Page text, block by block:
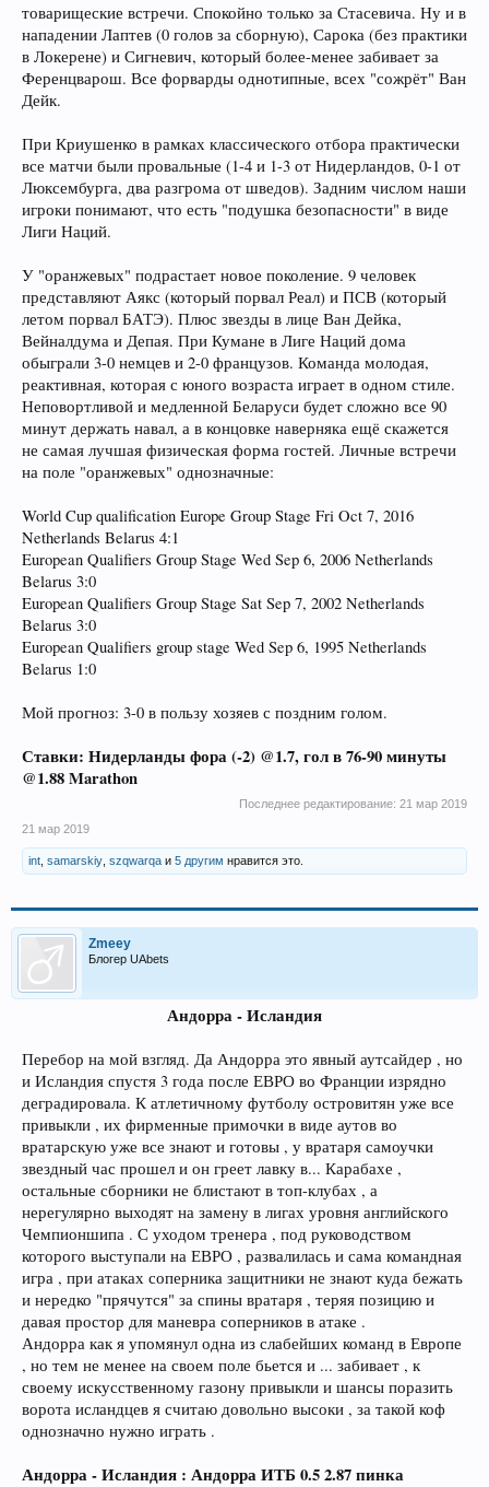
товарищеские встречи. Спокойно только за Стасевича. Ну и в
нападении Лаптев (0 голов за сборную), Сарока (без практики
в Локерене) и Сигневич, который более-менее забивает за
Ференцварош. Все форварды однотипные, всех "сожрёт" Ван
Дейк.
При Криушенко в рамках классического отбора практически
все матчи были провальные (1-4 и 1-3 от Нидерландов, 0-1 от
Люксембурга, два разгрома от шведов). Задним числом наши
игроки понимают, что есть "подушка безопасности" в виде
Лиги Наций.
У "оранжевых" подрастает новое поколение. 9 человек
представляют Аякс (который порвал Реал) и ПСВ (который
летом порвал БАТЭ). Плюс звезды в лице Ван Дейка,
Вейналдума и Депая. При Кумане в Лиге Наций дома
обыграли 3-0 немцев и 2-0 французов. Команда молодая,
реактивная, которая с юного возраста играет в одном стиле.
Неповортливой и медленной Беларуси будет сложно все 90
минут держать навал, а в концовке наверняка ещё скажется
не самая лучшая физическая форма гостей. Личные встречи
на поле "оранжевых" однозначные:
World Cup qualification Europe Group Stage Fri Oct 7, 2016
Netherlands Belarus 4:1
European Qualifiers Group Stage Wed Sep 6, 2006 Netherlands
Belarus 3:0
European Qualifiers Group Stage Sat Sep 7, 2002 Netherlands
Belarus 3:0
European Qualifiers group stage Wed Sep 6, 1995 Netherlands
Belarus 1:0
Мой прогноз: 3-0 в пользу хозяев с поздним голом.
Ставки: Нидерланды фора (-2) @1.7, гол в 76-90 минуты
@1.88 Marathon
Последнее редактирование: 21 мар 2019
21 мар 2019
int samarskiy szqwarqa и 5 другим нравится это.
Zmeey
Блогер UAbets
Андорра - Исландия
Перебор на мой взгляд. Да Андорра это явный аутсайдер , но
и Исландия спустя 3 года после ЕВРО во Франции изрядно
деградировала. К атлетичному футболу островитян уже все
привыкли , их фирменные примочки в виде аутов во
вратарскую уже все знают и готовы , у вратаря самоучки
звездный час прошел и он греет лавку в... Карабахе ,
остальные сборники не блистают в топ-клубах , а
нерегулярно выходят на замену в лигах уровня английского
Чемпионшипа . С уходом тренера , под руководством
которого выступали на ЕВРО , развалилась и сама командная
игра , при атаках соперника защитники не знают куда бежать
и нередко "прячутся" за спины вратаря , теряя позицию и
давая простор для маневра соперников в атаке .
Андорра как я упомянул одна из слабейших команд в Европе
, но тем не менее на своем поле бьется и ... забивает , к
своему искусственному газону привыкли и шансы поразить
ворота исландцев я считаю довольно высоки , за такой коф
однозначно нужно играть .
Андорра - Исландия : Андорра ИТБ 0.5 2.87 пинка